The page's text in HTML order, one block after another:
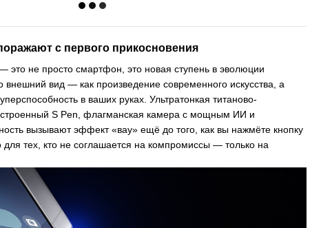
с первого прикосновения
это не просто смартфон, это новая ступень в эволюции
внешний вид — как произведение современного искусства, а
в ваших руках. Ультратонкая титаново-
S Pen, флагманская камера с мощным ИИ и
вызывают эффект «вау» ещё до того, как вы нажмёте кнопку
для тех, кто не соглашается на компромиссы — только на